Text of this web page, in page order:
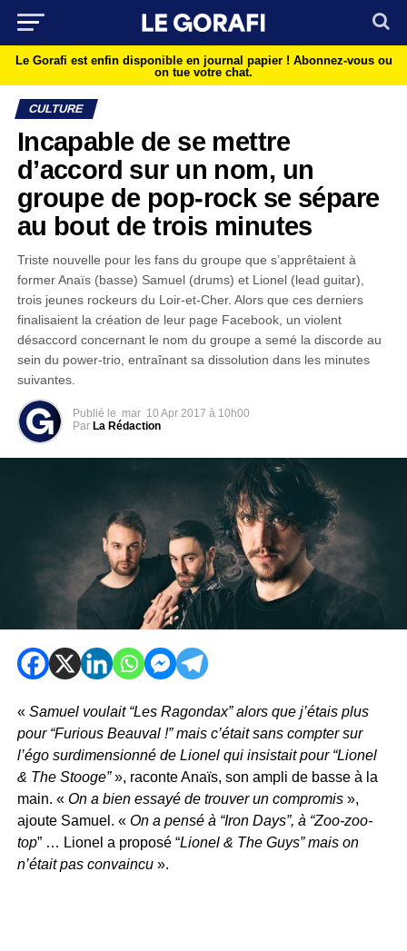
Le Gorafi est enfin disponible en journal papier ! Abonnez-vous ou
on tue votre chat.
CULTURE
Incapable de se mettre
d’accord sur un nom, un
groupe de pop-rock se sépare
au bout de trois minutes
Triste nouvelle pour les fans du groupe que s’apprêtaient à
former Anaïs (basse) Samuel (drums) et Lionel (lead guitar),
trois jeunes rockeurs du Loir-et-Cher. Alors que ces derniers
finalisaient la création de leur page Facebook, un violent
désaccord concernant le nom du groupe a semé la discorde au
sein du power-trio, entraînant sa dissolution dans les minutes
suivantes.
Publié le mar 10 Apr 2017 à 10h00
Par La Rédaction
« Samuel voulait “Les Ragondax” alors que j’étais plus
pour “Furious Beauval !” mais c’était sans compter sur
l’égo surdimensionné de Lionel qui insistait pour “Lionel
& The Stooge”», raconte Anaïs, son ampli de basse à la
main. « On a bien essayé de trouver un compromis»,
ajoute Samuel. « On a pensé à “Iron Days”, à “Zoo-zoo-
top” … Lionel a proposé “Lionel & The Guys” mais on
n’était pas convaincu».